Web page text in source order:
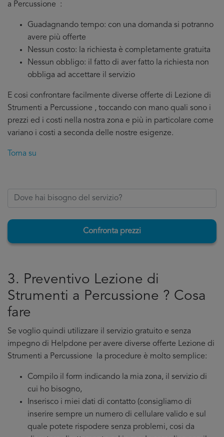
a Percussione :
Guadagnando tempo: con una domanda si potranno
avere più offerte
Nessun costo: la richiesta è completamente gratuita
Nessun obbligo: il fatto di aver fatto la richiesta non
obbliga ad accettare il servizio
E cosi confrontare facilmente diverse offerte di Lezione di
Strumenti a Percussione , toccando con mano quali sono i
prezzi ed i costi nella nostra zona e più in particolare come
variano i costi a seconda delle nostre esigenze.
Torna su
Confronta prezzi
3. Preventivo Lezione di
Strumenti a Percussione ? Cosa
fare
Se voglio quindi utilizzare il servizio gratuito e senza
impegno di Helpdone per avere diverse offerte Lezione di
Strumenti a Percussione la procedure è molto semplice:
Compilo il form indicando la mia zona, il servizio di
cui ho bisogno,
Inserisco i miei dati di contatto (consigliamo di
inserire sempre un numero di cellulare valido e sul
quale potete rispodere senza problemi, cosi da